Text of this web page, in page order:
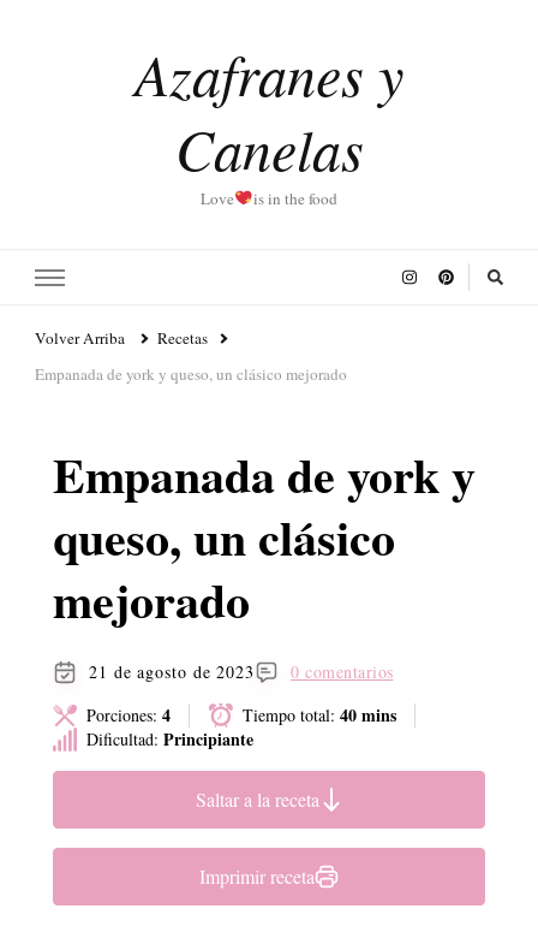
Azafranes y
Canelas
Love is in the food
Volver Arriba
Recetas
Empanada de york y queso, un clásico mejorado
Empanada de york y
queso, un clásico
mejorado
21 de agosto de 2023
0 comentarios
Porciones: 4 Tiempo total: 40 mins
Dificultad: Principiante
Saltar a la receta
Imprimir receta